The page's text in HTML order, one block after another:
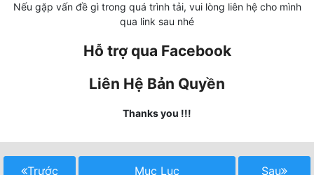
Kiếm Hiệp
Nếu gặp vấn đề gì trong quá trình tải, vui lòng liên hệ cho mình
qua link sau nhé
Hỗ trợ qua Facebook
Liên Hệ Bản Quyền
Thanks you !!!
Trước Mục Lục Sau